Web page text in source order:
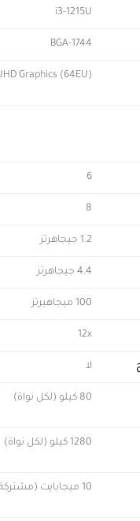
i3-1215U
BGA-1744
UHD Graphics (64EU)
6
8
1.2 جيجاهرتز
4.4 جيجاهرتز
100 ميجاهيرتز
12x
لا
80 كيلو (لكل نواة)
1280 كيلو (لكل نواة)
10 ميجابايت (مشتركة)